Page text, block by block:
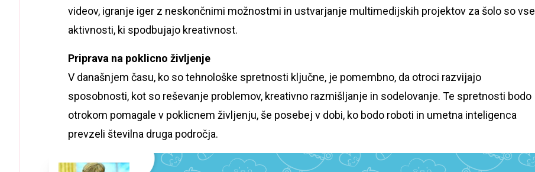
videov, igranje iger z neskončnimi možnostmi in ustvarjanje multimedijskih projektov za šolo so vse
aktivnosti, ki spodbujajo kreativnost.
Priprava na poklicno življenje
V današnjem času, ko so tehnološke spretnosti ključne, je pomembno, da otroci razvijajo
sposobnosti, kot so reševanje problemov, kreativno razmišljanje in sodelovanje. Te spretnosti bodo
otrokom pomagale v poklicnem življenju, še posebej v dobi, ko bodo roboti in umetna inteligenca
prevzeli številna druga področja.